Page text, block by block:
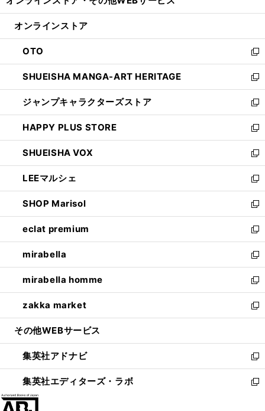
開
ン
ウ
で
開
く
ウ
ン
ド
ウ
で
開
く
オンラインストア
OTO
新
し
い
ウ
ィ
ン
ド
ウ
で
開
く
SHUEISHA MANGA-ART HERITAGE
新
し
い
ウ
ィ
ン
ド
ウ
で
開
く
ジャンプキャラクターズストア
新
し
い
ウ
ィ
ン
ド
ウ
で
開
く
HAPPY PLUS STORE
新
し
い
ウ
ィ
ン
ド
ウ
で
開
く
SHUEISHA VOX
新
し
い
ウ
ィ
ン
ド
ウ
で
開
く
LEEマルシェ
新
し
い
ウ
ィ
ン
ド
ウ
で
開
く
SHOP Marisol
新
し
い
ウ
ィ
ン
ド
ウ
で
開
eclat premium
新
し
い
ウ
ィ
ン
ド
ウ
開
く
mirabella
新
し
い
ウ
ィ
ン
ウ
で
開
く
mirabella homme
新
し
い
ウ
ン
ド
ウ
で
zakka market
新
し
ウ
ィ
ン
ド
その他WEBサービス
集英社アドナビ
新
し
い
集英社エディターズ・ラボ
新